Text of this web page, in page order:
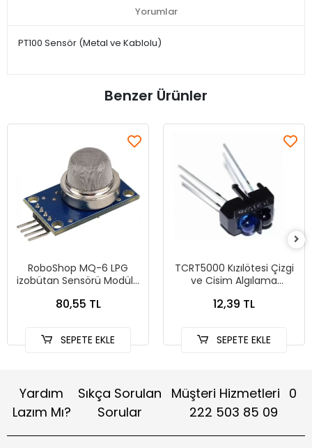
Yorumlar
PT100 Sensör (Metal ve Kablolu)
Benzer Ürünler
RoboShop MQ-6 LPG
izobütan Sensörü Modülü
80,55 TL
SEPETE EKLE
TCRT5000 Kızılötesi Çizgi
ve Cisim Algılama
12,39 TL
SEPETE EKLE
Yardım
Lazım Mı?
Sıkça Sorulan
Sorular
Müşteri Hizmetleri 0
222 503 85 09